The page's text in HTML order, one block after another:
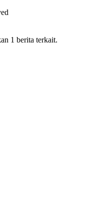
1 berita terkait.